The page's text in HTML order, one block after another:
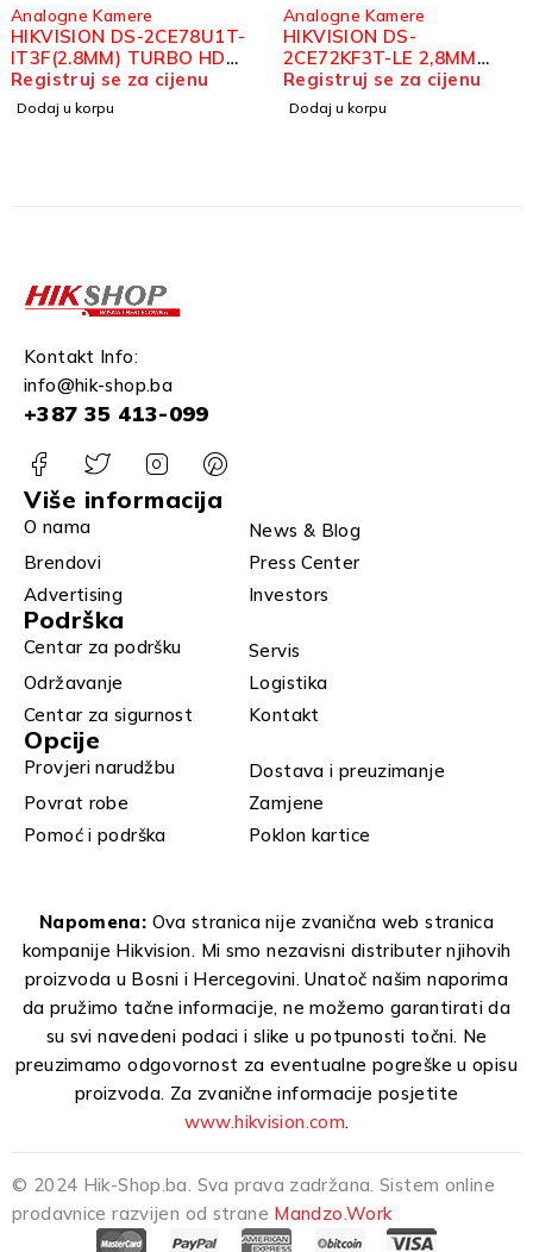
Analogne Kamere
HIKVISION DS-2CE78U1T-
IT3F(2.8MM) TURBO HD
DOME KAMERA 8MP
Registruj se za cijenu
Dodaj u korpu
Analogne Kamere
HIKVISION DS-
2CE72KF3T-LE 2,8MM
COLORVU DOME KAMERA
3K
Registruj se za cijenu
Dodaj u korpu
Kontakt Info:
info@hik-shop.ba
+387 35 413-099
Više informacija
O nama
News & Blog
Brendovi
Press Center
Advertising
Investors
Podrška
Centar za podršku
Servis
Održavanje
Logistika
Centar za sigurnost
Kontakt
Opcije
Provjeri narudžbu
Dostava i preuzimanje
Povrat robe
Zamjene
Pomoć i podrška
Poklon kartice
Napomena: Ova stranica nije zvanična web stranica
kompanije Hikvision. Mi smo nezavisni distributer njihovih
proizvoda u Bosni i Hercegovini. Unatoč našim naporima
da pružimo tačne informacije, ne možemo garantirati da
su svi navedeni podaci i slike u potpunosti točni. Ne
preuzimamo odgovornost za eventualne pogreške u opisu
proizvoda. Za zvanične informacije posjetite
www.hikvision.com.
© 2024 Hik-Shop.ba. Sva prava zadržana. Sistem online
prodavnice razvijen od strane Mandzo.Work